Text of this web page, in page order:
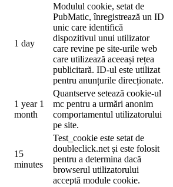
1 day
Modulul cookie, setat de
PubMatic, înregistrează un ID
unic care identifică
dispozitivul unui utilizator
care revine pe site-urile web
care utilizează aceeași rețea
publicitară. ID-ul este utilizat
pentru anunțurile direcționate.
1 year 1
month
Quantserve setează cookie-ul
mc pentru a urmări anonim
comportamentul utilizatorului
pe site.
15
minutes
Test_cookie este setat de
doubleclick.net și este folosit
pentru a determina dacă
browserul utilizatorului
acceptă module cookie.